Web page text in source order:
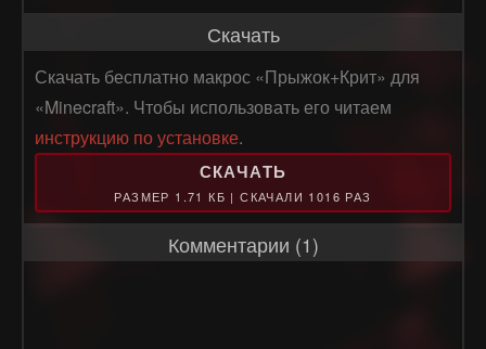
Скачать
Скачать бесплатно макрос «Прыжок+Крит» для
«Minecraft». Чтобы использовать его читаем
инструкцию по установке.
СКАЧАТЬ
РАЗМЕР 1.71 КБ | СКАЧАЛИ 1016 РАЗ
Комментарии (1)